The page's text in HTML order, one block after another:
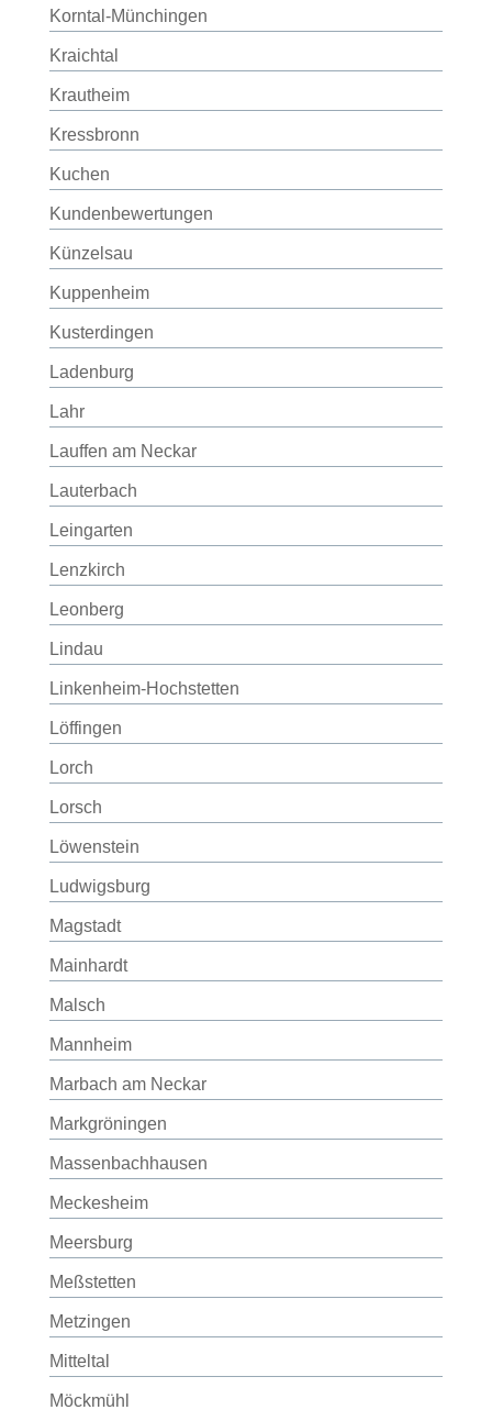
Korntal-Münchingen
Kraichtal
Krautheim
Kressbronn
Kuchen
Kundenbewertungen
Künzelsau
Kuppenheim
Kusterdingen
Ladenburg
Lahr
Lauffen am Neckar
Lauterbach
Leingarten
Lenzkirch
Leonberg
Lindau
Linkenheim-Hochstetten
Löffingen
Lorch
Lorsch
Löwenstein
Ludwigsburg
Magstadt
Mainhardt
Malsch
Mannheim
Marbach am Neckar
Markgröningen
Massenbachhausen
Meckesheim
Meersburg
Meßstetten
Metzingen
Mitteltal
Möckmühl